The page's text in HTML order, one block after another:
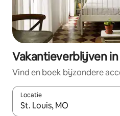
Vakantieverblijven in
Vind en boek bijzondere
Locatie
Wanneer er resultaten